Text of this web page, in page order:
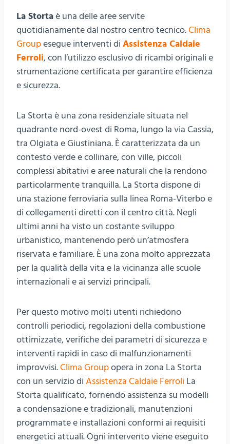
La Stortaè una delle aree servite
quotidianamente dal nostro centro tecnico.Clima
Groupesegue interventi di Assistenza Caldaie
Ferroli, con l’utilizzo esclusivo di ricambi originali e
strumentazione certificata per garantire efficienza
e sicurezza.
La Storta è una zona residenziale situata nel
quadrante nord-ovest di Roma, lungo la via Cassia,
tra Olgiata e Giustiniana. È caratterizzata da un
contesto verde e collinare, con ville, piccoli
complessi abitativi e aree naturali che la rendono
particolarmente tranquilla. La Storta dispone di
una stazione ferroviaria sulla linea Roma-Viterbo e
di collegamenti diretti con il centro città. Negli
ultimi anni ha visto un costante sviluppo
urbanistico, mantenendo però un’atmosfera
riservata e familiare. È una zona molto apprezzata
per la qualità della vita e la vicinanza alle scuole
internazionali e ai servizi principali.
Per questo motivo molti utenti richiedono
controlli periodici, regolazioni della combustione
ottimizzate, verifiche dei parametri di sicurezza e
interventi rapidi in caso di malfunzionamenti
improvvisi.Clima Groupopera in zona La Storta
con un servizio di Assistenza Caldaie Ferroli La
Storta qualificato, fornendo assistenza su modelli
a condensazione e tradizionali, manutenzioni
programmate e installazioni conformi ai requisiti
energetici attuali. Ogni intervento viene eseguito